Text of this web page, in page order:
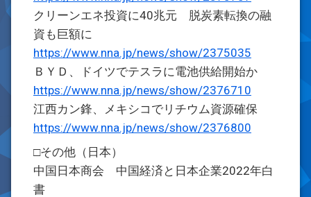
クリーンエネ投資に40兆元 脱炭素転換の融
資も巨額に
https://www.nna.jp/news/show/2375035
ＢＹＤ、ドイツでテスラに電池供給開始か
https://www.nna.jp/news/show/2376710
江西カン鋒、メキシコでリチウム資源確保
https://www.nna.jp/news/show/2376800
□その他（日本）
中国日本商会 中国経済と日本企業2022年白
書